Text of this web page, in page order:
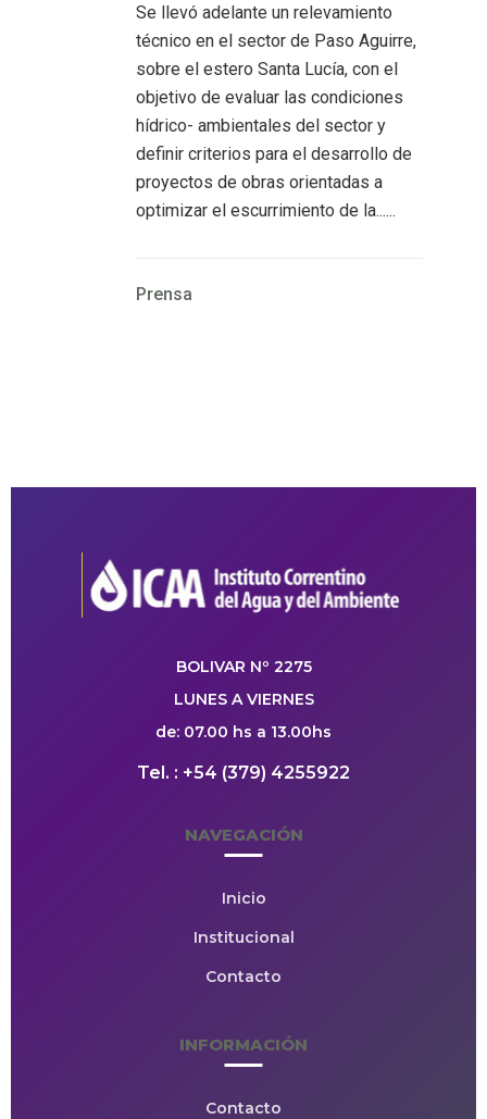
Se llevó adelante un relevamiento
técnico en el sector de Paso Aguirre,
sobre el estero Santa Lucía, con el
objetivo de evaluar las condiciones
hídrico- ambientales del sector y
definir criterios para el desarrollo de
proyectos de obras orientadas a
optimizar el escurrimiento de la......
Prensa
BOLIVAR Nº 2275
LUNES A VIERNES
de: 07.00 hs a 13.00hs
Tel. : +54 (379) 4255922
NAVEGACIÓN
Inicio
Institucional
Contacto
INFORMACIÓN
Contacto